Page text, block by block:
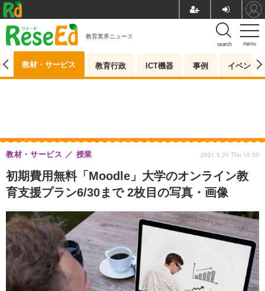
menu
search
教育業界ニュース
教材・サービス 教育行政 ICT機器 事例 イベント
初期費用無料「Moodle」大学のオンライン教
育支援プラン6/30まで 2枚目の写真・画像
教材・サービス 授業 2021.5.20 Thu 16:50